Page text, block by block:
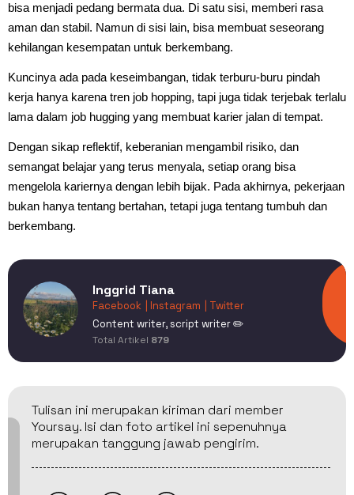
bisa menjadi pedang bermata dua. Di satu sisi, memberi rasa
aman dan stabil. Namun di sisi lain, bisa membuat seseorang
kehilangan kesempatan untuk berkembang.
Kuncinya ada pada keseimbangan, tidak terburu-buru pindah
kerja hanya karena tren job hopping, tapi juga tidak terjebak terlalu
lama dalam job hugging yang membuat karier jalan di tempat.
Dengan sikap reflektif, keberanian mengambil risiko, dan
semangat belajar yang terus menyala, setiap orang bisa
mengelola kariernya dengan lebih bijak. Pada akhirnya, pekerjaan
bukan hanya tentang bertahan, tetapi juga tentang tumbuh dan
berkembang.
Inggrid Tiana
Facebook | Instagram
| Twitter
Content writer, script writer ✏️
Total Artikel 879
Tulisan ini merupakan kiriman dari member
Yoursay. Isi dan foto artikel ini sepenuhnya
merupakan tanggung jawab pengirim.